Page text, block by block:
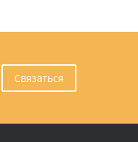
Связаться